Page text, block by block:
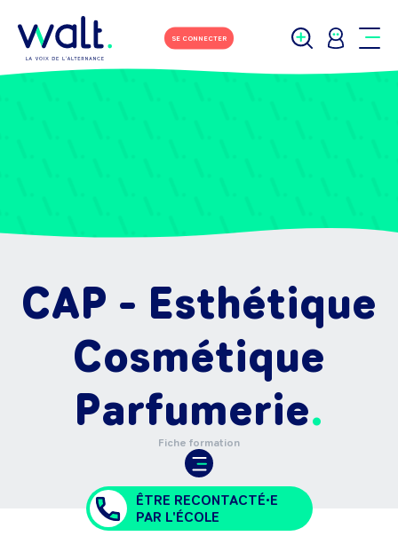
SE CONNECTER
CAP - Esthétique
Cosmétique
Parfumerie
Fiche formation
ÊTRE RECONTACTÉ•E
PAR L'ÉCOLE